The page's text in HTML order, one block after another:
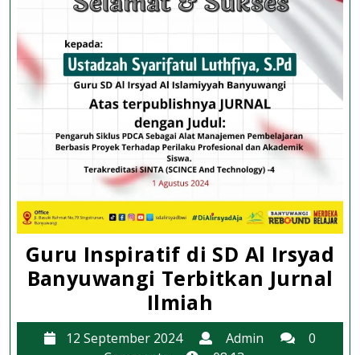
Guru Inspiratif di SD Al Irsyad
Banyuwangi Terbitkan Jurnal
Ilmiah
Inspiratif
di
12 September 2024
12
Admin Admin0